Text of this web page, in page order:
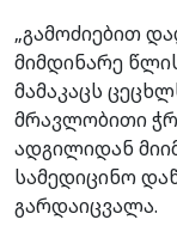
„გამოძიებით
მიმდინარე
მამაკაცს
მრავლობითი
ადგილიდან
სამედიცინო
გარდაიცვალა.